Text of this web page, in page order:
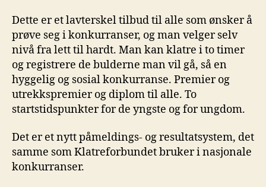
Dette er et lavterskel tilbud til alle som ønsker å
prøve seg i konkurranser, og man velger selv
nivå fra lett til hardt. Man kan klatre i to timer
og registrere de bulderne man vil gå, så en
hyggelig og sosial konkurranse. Premier og
utrekkspremier og diplom til alle. To
startstidspunkter for de yngste og for ungdom.
Det er et nytt påmeldings- og resultatsystem, det
samme som Klatreforbundet bruker i nasjonale
konkurranser.